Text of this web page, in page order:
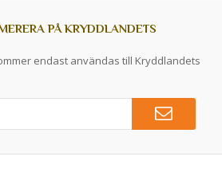
PÅ KRYDDLANDETS
endast användas till Kryddlandets